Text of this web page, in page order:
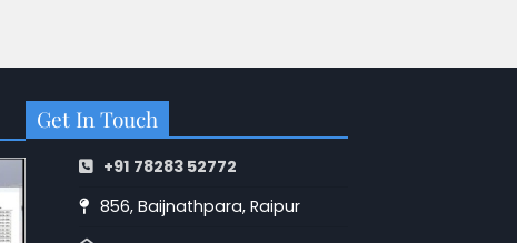
Get In Touch
+91 78283 52772
856, Baijnathpara, Raipur